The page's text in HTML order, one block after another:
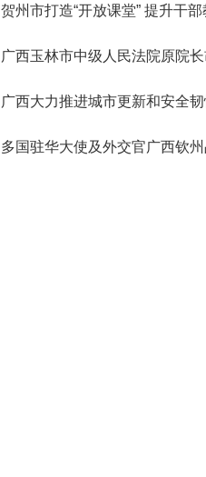
贺州市打造“开放课堂” 提升干
广西玉林市中级人民法院原院长
广西大力推进城市更新和安全
多国驻华大使及外交官广西钦